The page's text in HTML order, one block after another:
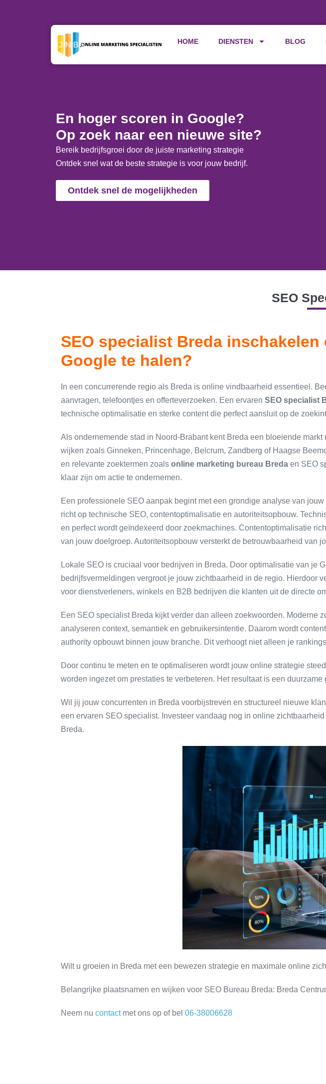
HOME DIENSTEN BLOG
En hoger scoren in Google?
Op zoek naar een nieuwe site?
Bereik bedrijfsgroei door de juiste marketing strategie
Ontdek snel wat de beste strategie is voor jouw bedrijf.
Ontdek snel de mogelijkheden
SEO
SEO specialist Breda
Google te halen?
In een concurrerende regio als Breda is online vindbaarheid essentieel.
aanvragen, telefoontjes en offerteverzoeken. Een ervaren SEO specialist
technische optimalisatie en sterke content die perfect aansluit op de
Als ondernemende stad in Noord-Brabant kent Breda een bloeiende markt
wijken zoals Ginneken, Princenhage, Belcrum, Zandberg of Haagse
en relevante zoektermen zoals online marketing bureau Breda en SEO
klaar zijn om actie te ondernemen.
Een professionele SEO aanpak begint met een grondige analyse van
richt op technische SEO, contentoptimalisatie en autoriteitsopbouw.
en perfect wordt geïndexeerd door zoekmachines. Contentoptimalisatie
van jouw doelgroep. Autoriteitsopbouw versterkt de betrouwbaarheid van
Lokale SEO is cruciaal voor bedrijven in Breda. Door optimalisatie van je
bedrijfsvermeldingen vergroot je jouw zichtbaarheid in de regio. Hierdoor
voor dienstverleners, winkels en B2B bedrijven die klanten uit de directe
Een SEO specialist Breda kijkt verder dan alleen zoekwoorden. Moderne
analyseren context, semantiek en gebruikersintentie. Daarom wordt
authority opbouwt binnen jouw branche. Dit verhoogt niet alleen je
Door continu te meten en te optimaliseren wordt jouw online strategie
worden ingezet om prestaties te verbeteren. Het resultaat is een
Wil jij jouw concurrenten in Breda voorbijstreven en structureel nieuwe
een ervaren SEO specialist. Investeer vandaag nog in online
Breda.
Wilt u groeien in Breda met een bewezen strategie en maximale online
Belangrijke plaatsnamen en wijken voor SEO Bureau Breda: Breda
Neem nu contactmet ons op of bel 06-38006628